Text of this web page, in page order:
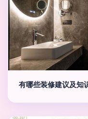
有哪些装修建议及知